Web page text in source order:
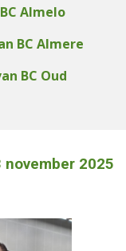
Almelo
Almere
BC Oud
november 2025